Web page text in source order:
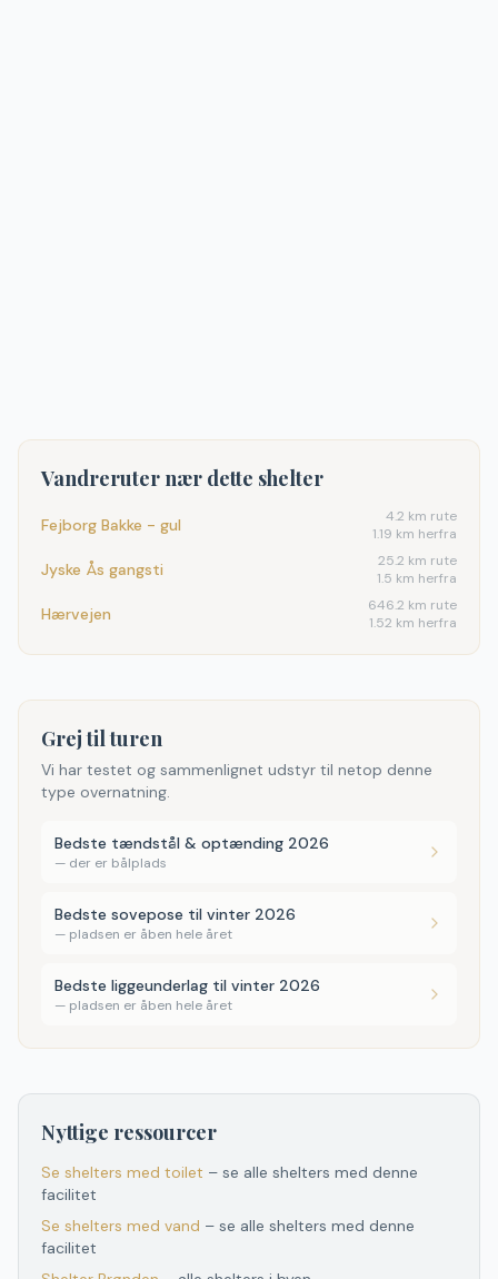
Vandreruter nær dette shelter
Fejborg Bakke - gul 4.2 km rute
1.19 km herfra
Jyske Ås gangsti 25.2 km rute
1.5 km herfra
Hærvejen 646.2 km rute
1.52 km herfra
Grej til turen
Vi har testet og sammenlignet udstyr til netop denne
type overnatning.
Bedste tændstål & optænding 2026
— der er bålplads
Bedste sovepose til vinter 2026
— pladsen er åben hele året
Bedste liggeunderlag til vinter 2026
— pladsen er åben hele året
Nyttige ressourcer
Se shelters med toilet – se alle shelters med denne
facilitet
Se shelters med vand – se alle shelters med denne
facilitet